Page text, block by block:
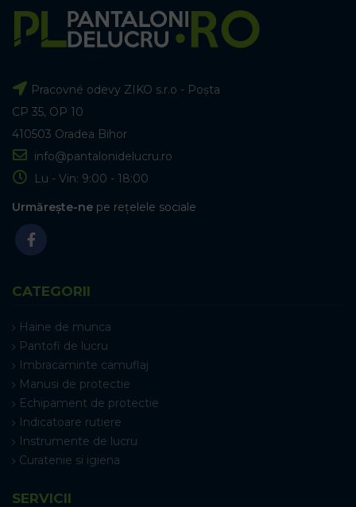
Pracovné odevy ZIKO s.r.o - Poșta
CP 35, OP 10
410503 Oradea Bihor
info@pantalonidelucru.ro
Lu - Vin: 9:00 - 18:00
Urmărește-ne pe rețelele sociale
CATEGORII
Haine de munca
Pantofi de lucru
Imbracaminte camuflaj
Manusi de protectie
Echipament de protectie
Indicatoare rutiere
Instrumente de lucru
Curatenie si igiena
SERVICII